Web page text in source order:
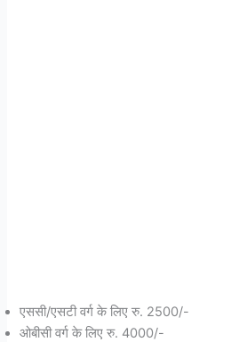
एससी/एसटी वर्ग के लिए रु. 2500/-
ओबीसी वर्ग के लिए रु. 4000/-